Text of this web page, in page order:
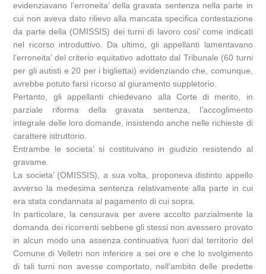
evidenziavano l’erroneita’ della gravata sentenza nella parte in
cui non aveva dato rilievo alla mancata specifica contestazione
da parte della (OMISSIS) dei turni di lavoro cosi’ come indicati
nel ricorso introduttivo. Da ultimo, gli appellanti lamentavano
l’erroneita’ del criterio equitativo adottato dal Tribunale (60 turni
per gli autisti e 20 per i bigliettai) evidenziando che, comunque,
avrebbe potuto farsi ricorso al giuramento suppletorio.
Pertanto, gli appellanti chiedevano alla Corte di merito, in
parziale riforma della gravata sentenza, l’accoglimento
integrale delle loro domande, insistendo anche nelle richieste di
carattere istruttorio.
Entrambe le societa’ si costituivano in giudizio resistendo al
gravame.
La societa’ (OMISSIS), a sua volta, proponeva distinto appello
avverso la medesima sentenza relativamente alla parte in cui
era stata condannata al pagamento di cui sopra.
In particolare, la censurava per avere accolto parzialmente la
domanda dei ricorrenti sebbene gli stessi non avessero provato
in alcun modo una assenza continuativa fuori dal territorio del
Comune di Velletri non inferiore a sei ore e che lo svolgimento
di tali turni non avesse comportato, nell’ambito delle predette